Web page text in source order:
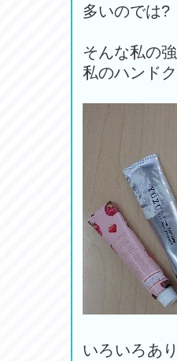
多いのでは?
そんな私の
私のハンド
いろいろあ